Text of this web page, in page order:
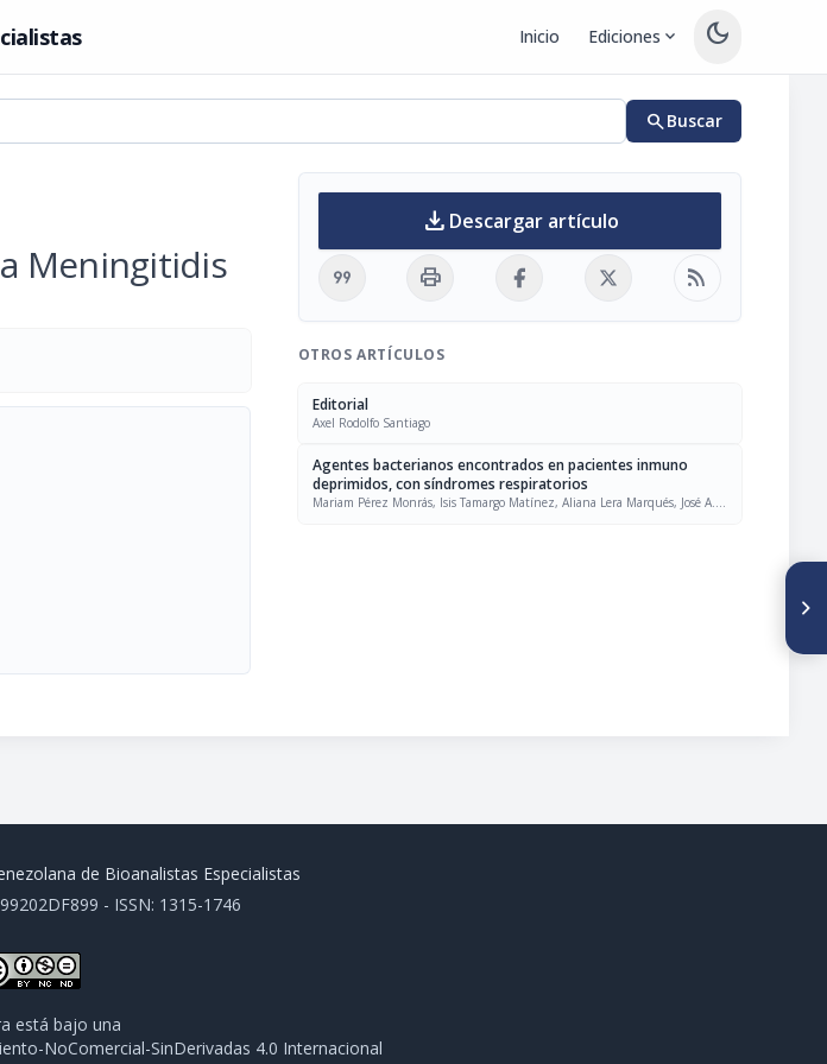
Inicio Ediciones expand_more dark_mode
searchBuscar
Meningitidis
download Descargar artículo
format_quote print rss_feed
OTROS ARTÍCULOS
Editorial
Axel Rodolfo Santiago
Agentes bacterianos encontrados en pacientes inmuno
deprimidos, con síndromes respiratorios
Mariam Pérez Monrás, Isis Tamargo Matínez, Aliana Lera Marqués, José A.
de Bioanalistas Especialistas
- ISSN: 1315-1746
está bajo una
NoComercial-SinDerivadas 4.0 Internacional